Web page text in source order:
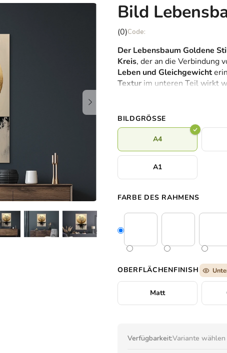
Bild
Die
Produktbewertung
ist
0,0
von
(0)
Der Lebensbaum Goldene
Kreis, der an die Verbindung
Leben und Gleichgewicht
Textur im unteren Teil wirkt
BILDGRÖSSE
A4
A1
FARBE DES RAHMENS
OBERFLÄCHENFINISH
Matt
Verfügbarkeit:Variante wählen